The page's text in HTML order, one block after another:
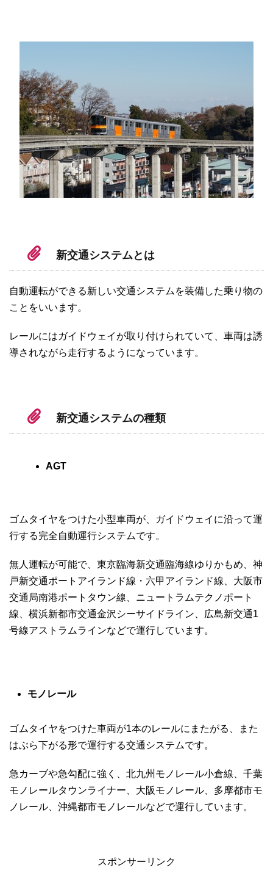
新交通システムとは
自動運転ができる新しい交通システムを装備した乗り物の
ことをいいます。
レールにはガイドウェイが取り付けられていて、車両は誘
導されながら走行するようになっています。
新交通システムの種類
AGT
ゴムタイヤをつけた小型車両が、ガイドウェイに沿って運
行する完全自動運行システムです。
無人運転が可能で、東京臨海新交通臨海線ゆりかもめ、神
戸新交通ポートアイランド線・六甲アイランド線、大阪市
交通局南港ポートタウン線、ニュートラムテクノポート
線、横浜新都市交通金沢シーサイドライン、広島新交通1
号線アストラムラインなどで運行しています。
モノレール
ゴムタイヤをつけた車両が1本のレールにまたがる、また
はぶら下がる形で運行する交通システムです。
急カーブや急勾配に強く、北九州モノレール小倉線、千葉
モノレールタウンライナー、大阪モノレール、多摩都市モ
ノレール、沖縄都市モノレールなどで運行しています。
スポンサーリンク